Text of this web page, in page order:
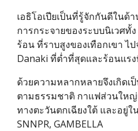
เอธิโอเปียเป็นที่รู้จักกันดีในด้
การกระจายของระบบนิเวศทั้
ร้อน ที่ราบสูงของเทือกเขา ไ
Danaki ที่ต่ำที่สุดและร้อนแร
ด้วยความหลากหลายจึงเกิด
ตามธรรมชาติ กาแฟส่วนให
ทางตะวันตกเฉียงใต้ และอยู่ใ
SNNPR, GAMBELLA